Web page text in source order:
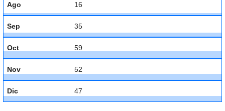
Ago 16
Sep 35
Oct 59
Nov 52
Dic 47